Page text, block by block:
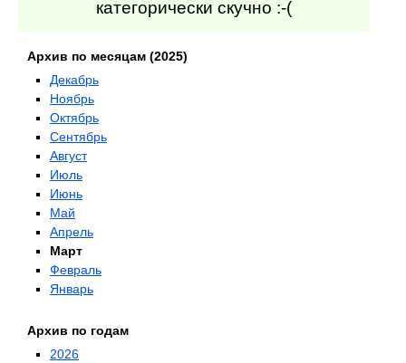
категорически скучно :-(
Архив по месяцам (2025)
Декабрь
Ноябрь
Октябрь
Сентябрь
Август
Июль
Июнь
Май
Апрель
Март
Февраль
Январь
Архив по годам
2026